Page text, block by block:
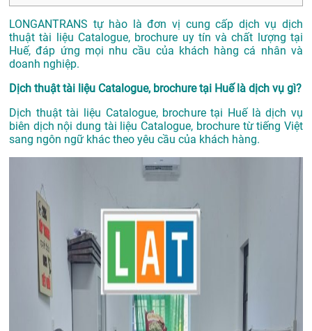
LONGANTRANS tự hào là đơn vị cung cấp dịch vụ dịch
thuật tài liệu Catalogue, brochure uy tín và chất lượng tại
Huế, đáp ứng mọi nhu cầu của khách hàng cá nhân và
doanh nghiệp.
Dịch thuật tài liệu Catalogue, brochure tại Huế là dịch vụ gì?
Dịch thuật tài liệu Catalogue, brochure tại Huế là dịch vụ
biên dịch nội dung tài liệu Catalogue, brochure từ tiếng Việt
sang ngôn ngữ khác theo yêu cầu của khách hàng.